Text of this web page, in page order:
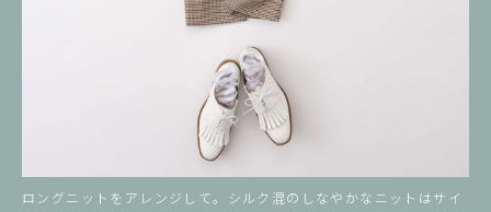
ロングニットをアレンジして。シルク混のしなやかなニットはサイ